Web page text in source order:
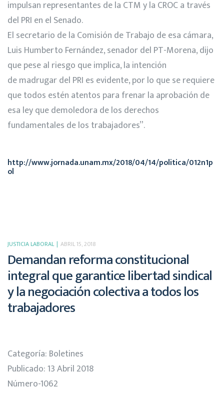
impulsan representantes de la CTM y la CROC a través
del PRI en el Senado.
El secretario de la Comisión de Trabajo de esa cámara,
Luis Humberto Fernández, senador del PT-Morena, dijo
que pese al riesgo que implica, la intención
de madrugar del PRI es evidente, por lo que se requiere
que todos estén atentos para frenar la aprobación de
esa ley que demoledora de los derechos
fundamentales de los trabajadores”.
http://www.jornada.unam.mx/2018/04/14/politica/012n1p
ol
JUSTICIA LABORAL ABRIL 15, 2018
Demandan reforma constitucional
integral que garantice libertad sindical
y la negociación colectiva a todos los
trabajadores
Categoría: Boletines
Publicado: 13 Abril 2018
Número-1062